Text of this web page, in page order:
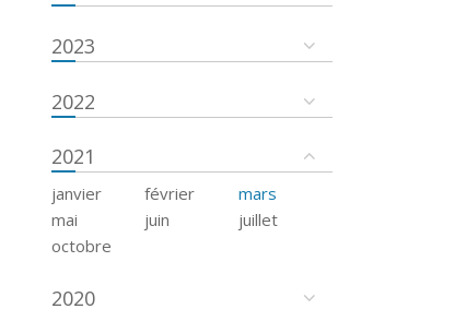
2023
2022
2021
janvier février
mars
mai
juin
juillet
octobre
2020